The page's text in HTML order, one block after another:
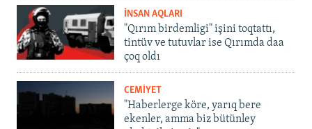
İNSAN AQLARI
"Qırım birdemligi" işini toqtattı,
tintüv ve tutuvlar ise Qırımda daa
çoq oldı
CEMİYET
"Haberlerge köre, yarıq bere
ekenler, amma biz bütünley